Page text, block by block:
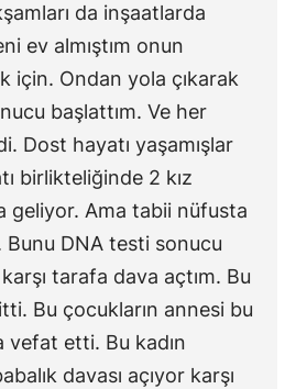
da inşaatlarda
ev almıştım onun
için. Ondan yola çıkarak
başlattım. Ve her
Dost hayatı yaşamışlar
birlikteliğinde 2 kız
geliyor. Ama tabii nüfusta
Bunu DNA testi sonucu
tarafa dava açtım. Bu
Bu çocukların annesi bu
vefat etti. Bu kadın
davası açıyor karşı